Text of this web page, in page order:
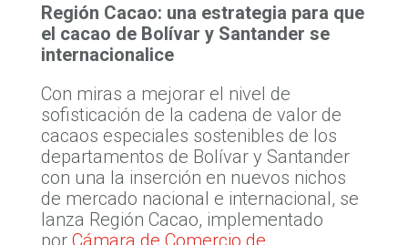
Región Cacao: una estrategia para que
el cacao de Bolívar y Santander se
internacionalice
Con miras a mejorar el nivel de
sofisticación de la cadena de valor de
cacaos especiales sostenibles de los
departamentos de Bolívar y Santander
con una la inserción en nuevos nichos
de mercado nacional e internacional, se
lanza Región Cacao, implementado
por Cámara de Comercio de